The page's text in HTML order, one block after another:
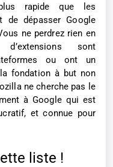
rapide que les
dépasser Google
ne perdrez rien en
sont
ou ont un
fondation à but non
ne cherche pas le
à Google qui est
et connue pour
liste !